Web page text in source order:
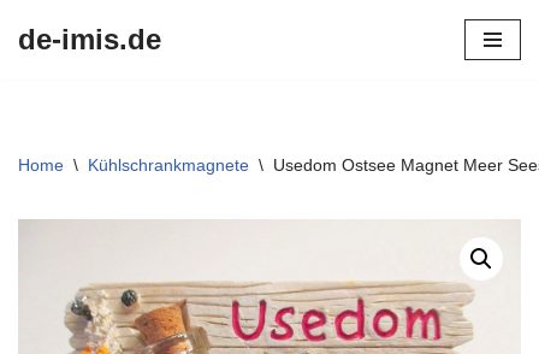
de-imis.de
Home \ Kühlschrankmagnete \ Usedom Ostsee Magnet Meer